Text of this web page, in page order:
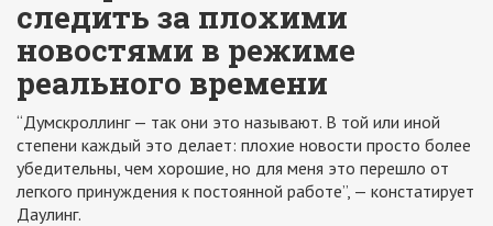
следить за плохими
новостями в режиме
реального времени
“Думскроллинг — так они это называют. В той или иной
степени каждый это делает: плохие новости просто более
убедительны, чем хорошие, но для меня это перешло от
легкого принуждения к постоянной работе”, — констатирует
Даулинг.